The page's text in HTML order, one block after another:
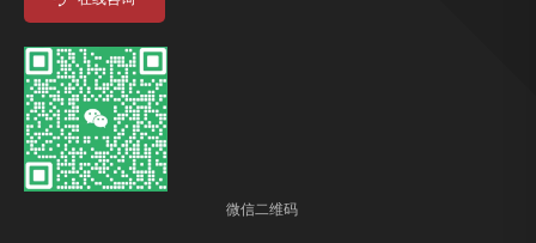
微信二维码